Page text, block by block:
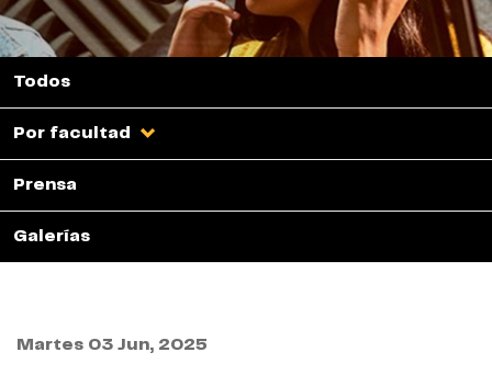
Todos
Por facultad
Prensa
Galerías
Martes 03 Jun, 2025